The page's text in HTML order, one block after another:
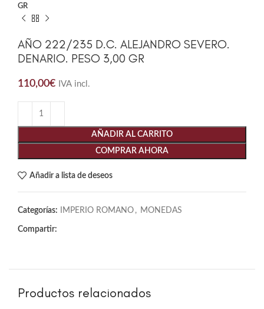
GR
AÑO 222/235 D.C. ALEJANDRO SEVERO.
DENARIO. PESO 3,00 GR
110,00€ IVA incl.
AÑADIR AL CARRITO
COMPRAR AHORA
Añadir a lista de deseos
Categorías: IMPERIO ROMANO , MONEDAS
Compartir:
Productos relacionados